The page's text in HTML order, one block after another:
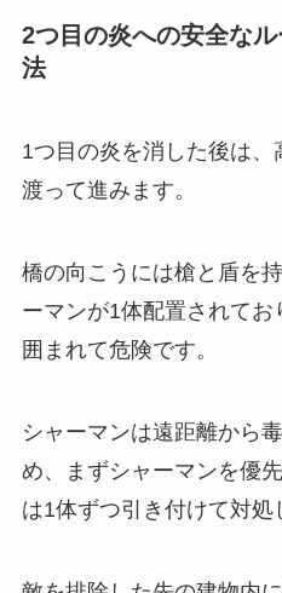
2つ目の炎への安全な
法
1つ目の炎を消した後は
渡って進みます。
橋の向こうには槍と盾を
ーマンが1体配置されてお
囲まれて危険です。
シャーマンは遠距離から
め、まずシャーマンを優
は1体ずつ引き付けて対処